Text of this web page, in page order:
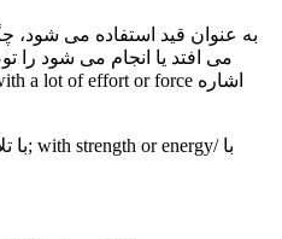
می افتد یا انجام می شود را